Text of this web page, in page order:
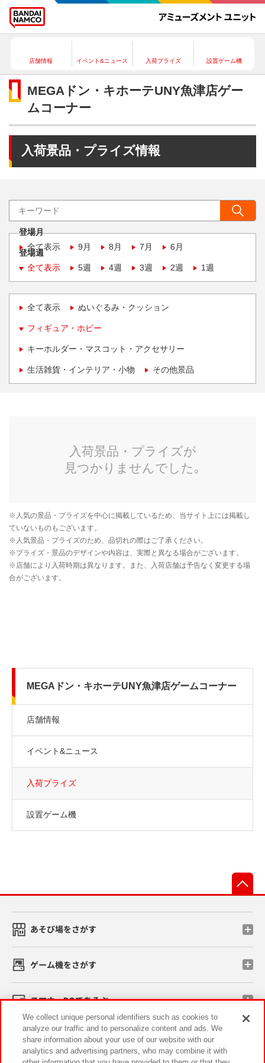
店舗情報 イベント&ニュース 入荷プライズ 設置ゲーム機
MEGAドン・キホーテUNY魚津店ゲー
ムコーナー
入荷景品・プライズ情報
登場月
全て表示
9月 8月 7月 6月
登場週
全て表示
5週 4週 3週 2週 1週
全て表示 ぬいぐるみ・クッション
フィギュア・ホビー
キーホルダー・マスコット・アクセサリー
生活雑貨・インテリア・小物 その他景品
MEGAドン・キホーテUNY魚津店ゲームコーナー
店舗情報
イベント&ニュース
入荷プライズ
設置ゲーム機
あそび場をさがす
ゲーム機をさがす
スマホ・PCであそぶ
イベント・キャンペーン
We collect unique personal identifiers such as cookies to
analyze our traffic and to personalize content and ads. We
share information about your use of our website with our
analytics and advertising partners, who may combine it with